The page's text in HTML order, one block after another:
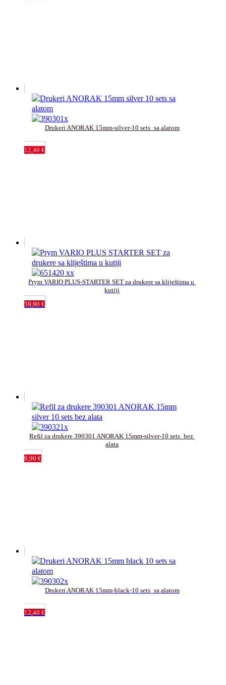
Drukeri ANORAK 15mm-silver-10 sets_sa alatom
12,40 €
Prym VARIO PLUS-STARTER SET za drukere sa kliještima u
kutiji
59,90 €
Refil za drukere 390301 ANORAK 15mm-silver-10 sets_bez
alata
9,90 €
Drukeri ANORAK 15mm-black-10 sets_sa alatom
12,40 €